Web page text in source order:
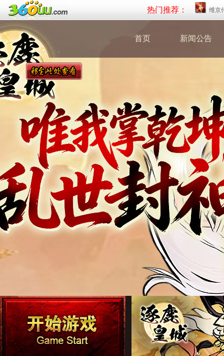
热门推荐： 维京
首页 新闻公告
逐鹿皇城1
逐鹿皇城1
逐鹿皇城2
逐鹿皇城2
逐鹿皇城3
逐鹿皇城3
逐鹿皇城4
逐鹿皇城4
逐鹿皇城5
逐鹿皇城5